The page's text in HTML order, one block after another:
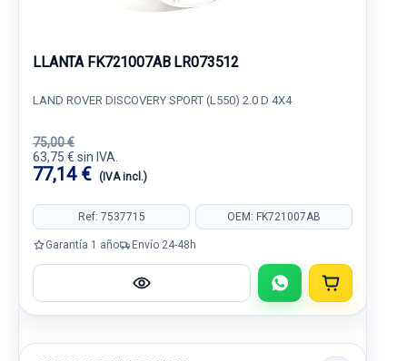
LLANTA FK721007AB LR073512
LAND ROVER DISCOVERY SPORT (L550) 2.0 D 4X4
75,00 €
63,75 € sin IVA.
77,14 € (IVA incl.)
Ref: 7537715 OEM: FK721007AB
Garantía 1 año Envío 24-48h